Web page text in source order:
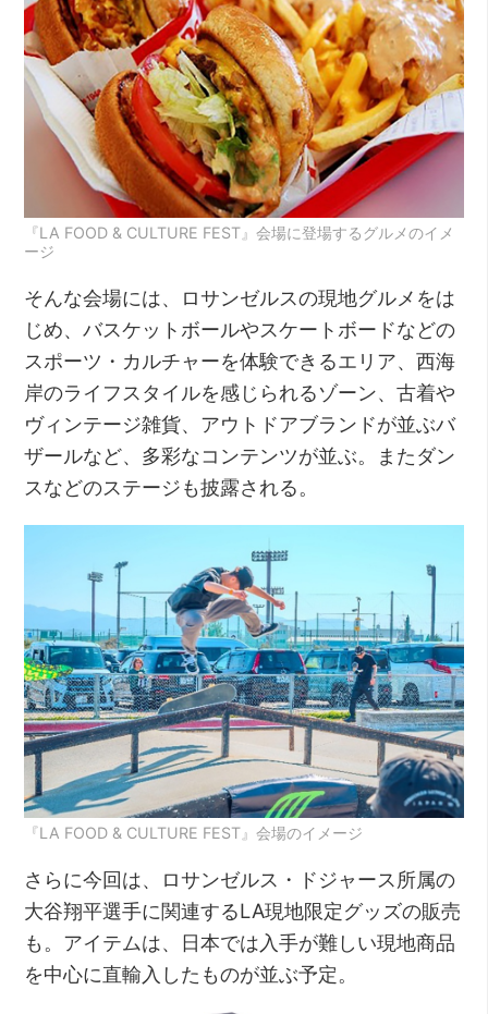
『LA FOOD & CULTURE FEST』会場に登場するグルメのイメ
ージ
そんな会場には、ロサンゼルスの現地グルメをは
じめ、バスケットボールやスケートボードなどの
スポーツ・カルチャーを体験できるエリア、西海
岸のライフスタイルを感じられるゾーン、古着や
ヴィンテージ雑貨、アウトドアブランドが並ぶバ
ザールなど、多彩なコンテンツが並ぶ。またダン
スなどのステージも披露される。
『LA FOOD & CULTURE FEST』会場のイメージ
さらに今回は、ロサンゼルス・ドジャース所属の
大谷翔平選手に関連するLA現地限定グッズの販売
も。アイテムは、日本では入手が難しい現地商品
を中心に直輸入したものが並ぶ予定。